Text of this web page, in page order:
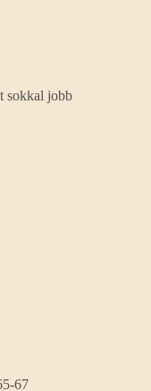
sokkal jobb
67